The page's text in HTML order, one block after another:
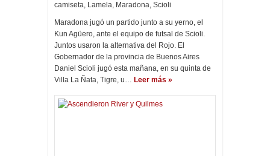
camiseta, Lamela, Maradona, Scioli
Maradona jugó un partido junto a su yerno, el
Kun Agüero, ante el equipo de futsal de Scioli.
Juntos usaron la alternativa del Rojo. El
Gobernador de la provincia de Buenos Aires
Daniel Scioli jugó esta mañana, en su quinta de
Villa La Ñata, Tigre, u… Leer más »